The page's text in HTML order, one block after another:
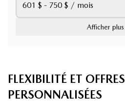
601 $ - 750 $ / mois
Afficher plus
FLEXIBILITÉ ET OFFRES
PERSONNALISÉES